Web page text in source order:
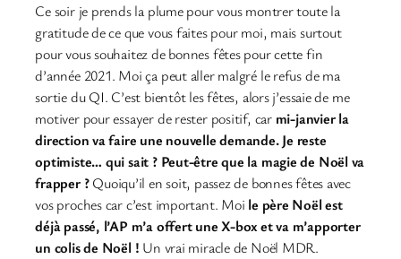
Ce soir je prends la plume pour vous montrer toute la
gratitude de ce que vous faites pour moi, mais surtout
pour vous souhaitez de bonnes fêtes pour cette fin
d’année 2021. Moi ça peut aller malgré le refus de ma
sortie du QI. C’est bientôt les fêtes, alors j’essaie de me
motiver pour essayer de rester positif, car mi-janvier la
direction va faire une nouvelle demande. Je reste
optimiste… qui sait ? Peut-être que la magie de Noël va
frapper ?Quoiqu’il en soit, passez de bonnes fêtes avec
vos proches car c’est important. Moi le père Noël est
déjà passé, l’AP m’a offert une X-box et va m’apporter
un colis de Noël ! Un vrai miracle de Noël MDR.